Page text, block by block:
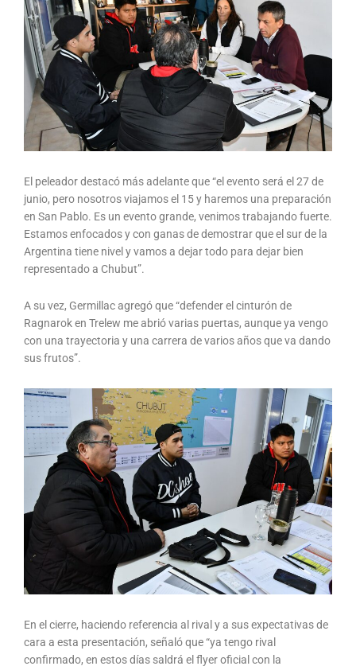
El peleador destacó más adelante que “el evento será el 27 de
junio, pero nosotros viajamos el 15 y haremos una preparación
en San Pablo. Es un evento grande, venimos trabajando fuerte.
Estamos enfocados y con ganas de demostrar que el sur de la
Argentina tiene nivel y vamos a dejar todo para dejar bien
representado a Chubut”.
A su vez, Germillac agregó que “defender el cinturón de
Ragnarok en Trelew me abrió varias puertas, aunque ya vengo
con una trayectoria y una carrera de varios años que va dando
sus frutos”.
En el cierre, haciendo referencia al rival y a sus expectativas de
cara a esta presentación, señaló que “ya tengo rival
confirmado, en estos días saldrá el flyer oficial con la